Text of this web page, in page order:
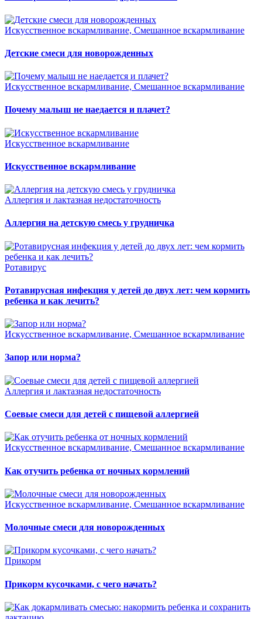
Искусственное вскармливание, Смешанное вскармливание
Детские смеси для новорожденных
Искусственное вскармливание, Смешанное вскармливание
Почему малыш не наедается и плачет?
Искусственное вскармливание
Искусственное вскармливание
Аллергия и лактазная недостаточность
Аллергия на детскую смесь у грудничка
Ротавирус
Ротавирусная инфекция у детей до двух лет: чем кормить
ребенка и как лечить?
Искусственное вскармливание, Смешанное вскармливание
Запор или норма?
Аллергия и лактазная недостаточность
Соевые смеси для детей с пищевой аллергией
Искусственное вскармливание, Смешанное вскармливание
Как отучить ребенка от ночных кормлений
Искусственное вскармливание, Смешанное вскармливание
Молочные смеси для новорожденных
Прикорм
Прикорм кусочками, с чего начать?